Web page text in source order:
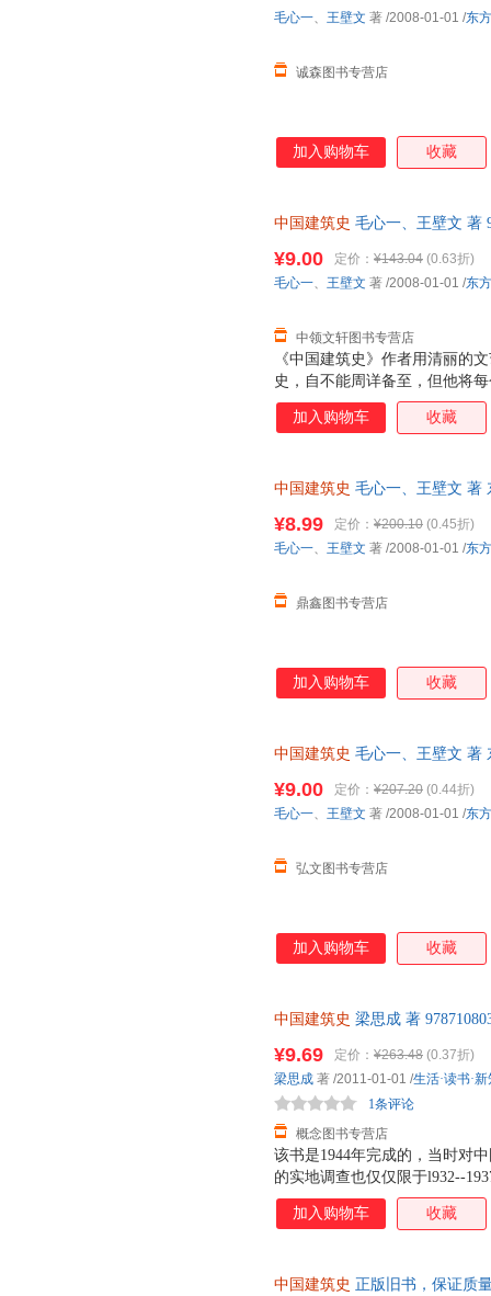
诚森图书专营店
毛心一、 王壁文 著 /2008-01-01 /东
加入购物车 收藏
中国建筑史 毛心一、王壁文 著
《中国建筑史》作者用清丽
史，自不能周详备至，但他将
十分清楚，且颇饶兴趣，好像
一部有系统的建筑史缩本，大
¥9.00 定价： ¥143.04 (0.63折)
中领文轩图书专营店
毛心一、 王壁文 著 /2008-01-01 /东
加入购物车 收藏
中国建筑史 毛心一、王壁文 著
¥8.99 定价： ¥200.10 (0.45折)
鼎鑫图书专营店
毛心一、 王壁文 著 /2008-01-01 /东
加入购物车 收藏
中国建筑史 毛心一、王壁文 著
¥9.00 定价： ¥207.20 (0.44折)
弘文图书专营店
毛心一、 王壁文 著 /2008-01-01 /东
加入购物车 收藏
中国建筑史 梁思成 著
该书是1944年完成的，当时对
的实地调查也仅仅限于l932--
要弄清中国建筑两千年来发展
先从主流建筑人手，这就是为
军兴以还，各地城市摧毁已甚
¥9.69 定价： ¥263.48 (0.37折)
概念图书专营店
1条评论
梁思成 著 /2011-01-01 /生活·读书·
加入购物车 收藏
中国建筑史 正版旧书，保证质